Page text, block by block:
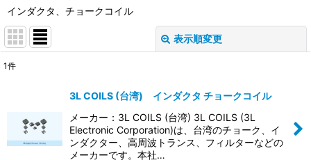
インダクタ、チョークコイル
表示順変更
並び順:
絞り込む
1件
3L COILS (台湾) インダクタ チョークコイル
メーカー：3L COILS (台湾) 3L COILS (3L
Electronic Corporation)は、台湾のチョーク、イ
ンダクター、高周波トランス、フィルターなどの
メーカーです。本社…